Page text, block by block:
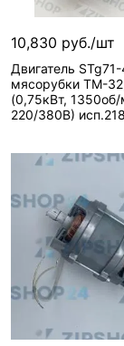
10,830 руб./шт
Двигатель
мясорубки ТМ-
(0,75кВт,
220/380В)
В
1 шт
Вид